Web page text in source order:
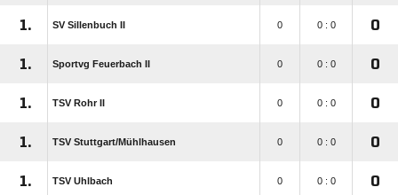
1. SV Sillenbuch II 0 0 : 0 0
1. Sportvg Feuerbach II 0 0 : 0 0
1. TSV Rohr II 0 0 : 0 0
1. TSV Stuttgart/​Mühlhausen 0 0 : 0 0
1. TSV Uhlbach 0 0 : 0 0